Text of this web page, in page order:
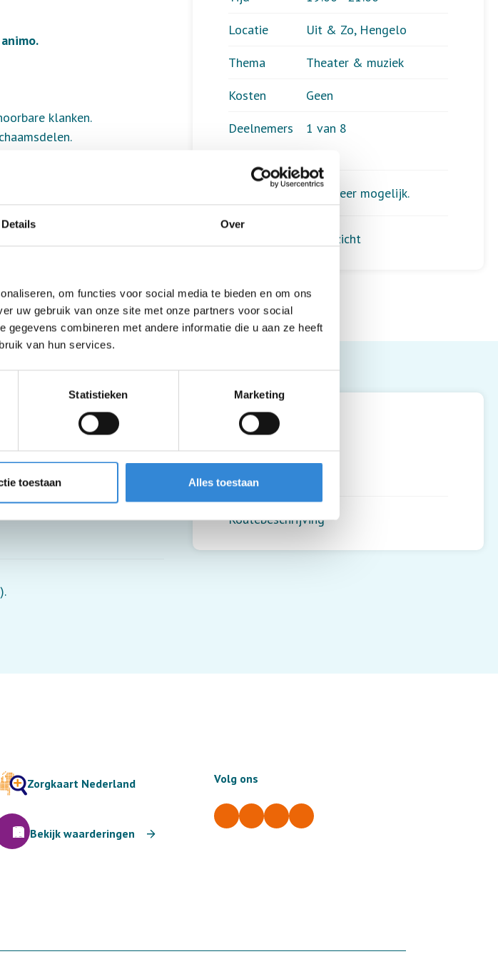
Details Over
om functies voor social media te bieden en om ons
uw gebruik van onze site met onze partners voor social
combineren met andere informatie die u aan ze heeft
van hun services.
Statistieken Marketing
toestaan Alles toestaan
Locatie
Uit & Zo, Hengelo
Thema
Theater & muziek
Kosten
Geen
Deelnemers
1 van 8
Aanmelden is niet meer mogelijk.
Terug naar het overzicht
klanken.
via de website.
Uit & Zo, Hengelo
Thomasstraat 70
Routebeschrijving
Zorgkaart Nederland
Bekijk waarderingen
Volg ons